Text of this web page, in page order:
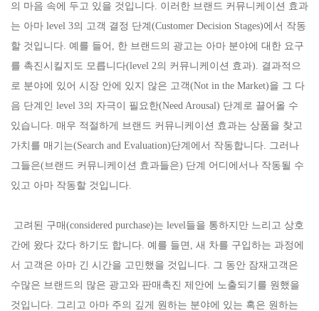
의 마음 속에 두고 있을 것입니다. 이러한 브랜드 커뮤니케이션 효과
는 아마 level 3의 고객 결정 단계(Customer Decision Stages)에서 작동
할 것입니다. 예를 들어, 한 브랜드의 광고는 아마 분야에 대한 요구
를 촉진시킬지도 모릅니다(level 2의 커뮤니케이션 효과). 결과적으
로 분야에 있어 시장 안에 있지 않은 고객(Not in the Market)을 그 다
음 단계인 level 3의 자극이 필요한(Need Arousal) 단계로 끌어올 수
있습니다. 매우 적절하게 브랜드 커뮤니케이션 효과는 상품을 찾고
가치를 매기는(Search and Evaluation)단계에서 작동합니다. 그러나
그들은(브랜드 커뮤니케이션 효과들은) 단계 어디에서나 작동될 수
있고 아마 작동할 것입니다.
고려된 구매(considered purchase)는 level들을 통하지만 느리고 상호
간에 왔다 갔다 하기도 합니다. 예를 들면, 새 차를 구입하는 과정에
서 고객은 아마 긴 시간을 고민했을 것입니다. 그 동안 잠재고객은
수많은 브랜드의 많은 광고와 판매촉진 제안에 노출되기를 원했을
것입니다. 그리고 아마 주의 깊게 원하는 분야에 있는 혹은 원하는